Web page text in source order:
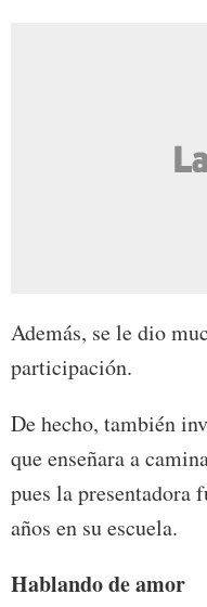
Además, se le dio
participación.
De hecho, también
que enseñara a
pues la presentadora
años en su escuela.
Hablando de amor